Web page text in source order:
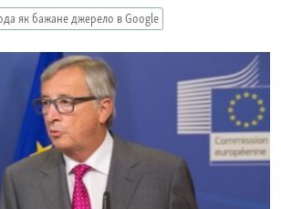
як бажане джерело в Google